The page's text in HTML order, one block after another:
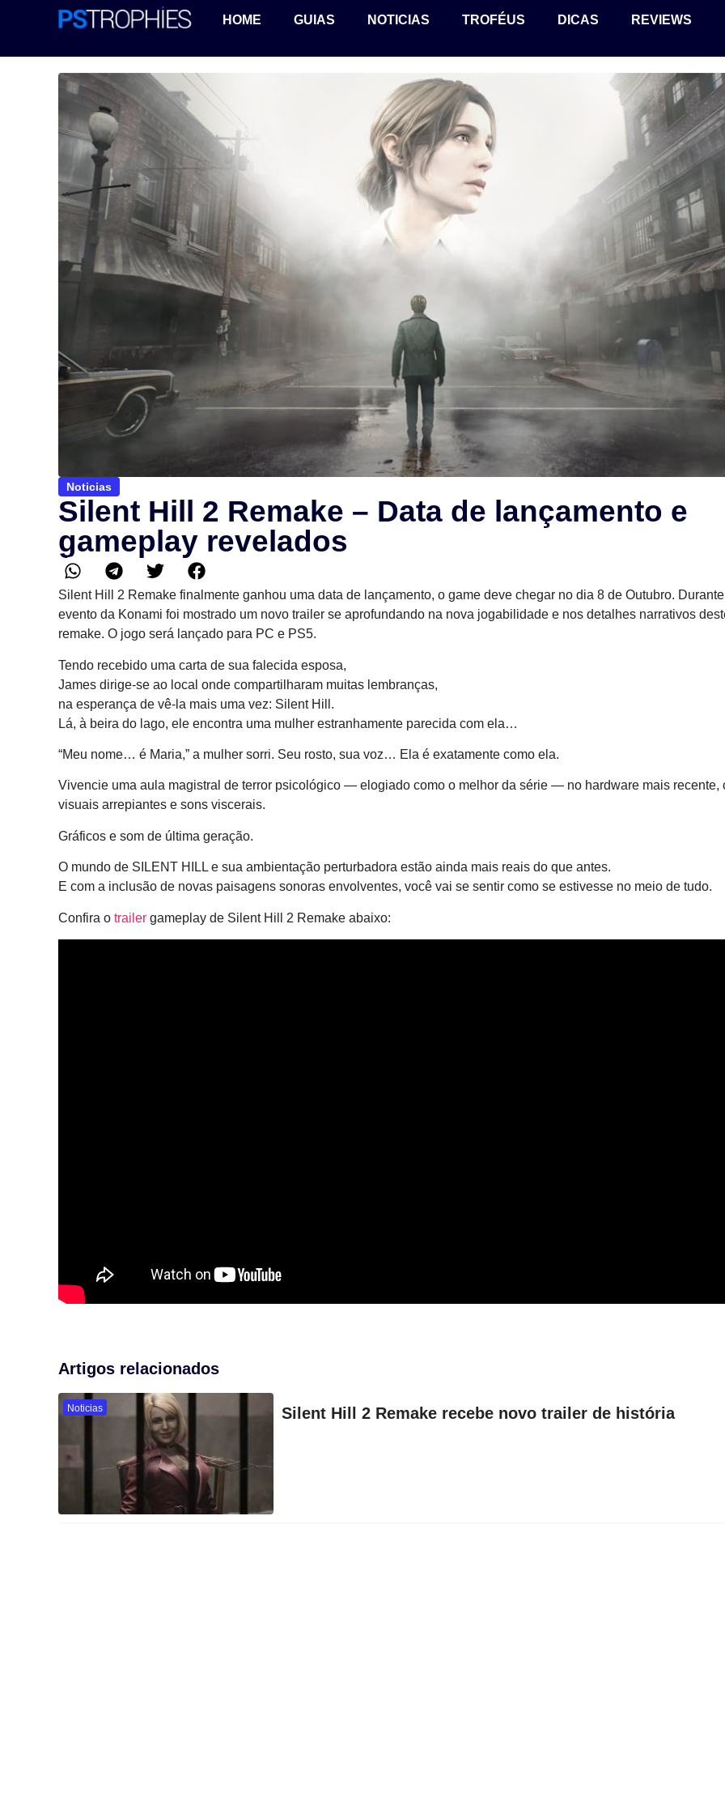
HOME GUIAS NOTICIAS TROFÉUS DICAS REVIEWS
Noticias
Silent Hill 2 Remake – Data de lançamento e
gameplay revelados
Silent Hill 2 Remake finalmente ganhou uma data de lançamento, o game deve chegar no dia 8 de Outubro.
evento da Konami foi mostrado um novo trailer se aprofundando na nova jogabilidade e nos detalhes narrativos
remake. O jogo será lançado para PC e PS5.
Tendo recebido uma carta de sua falecida esposa,
James dirige-se ao local onde compartilharam muitas lembranças,
na esperança de vê-la mais uma vez: Silent Hill.
Lá, à beira do lago, ele encontra uma mulher estranhamente parecida com ela…
“Meu nome… é Maria,” a mulher sorri. Seu rosto, sua voz… Ela é exatamente como ela.
Vivencie uma aula magistral de terror psicológico — elogiado como o melhor da série — no hardware mais recente,
visuais arrepiantes e sons viscerais.
Gráficos e som de última geração.
O mundo de SILENT HILL e sua ambientação perturbadora estão ainda mais reais do que antes.
E com a inclusão de novas paisagens sonoras envolventes, você vai se sentir como se estivesse no meio de tudo.
Confira o trailer gameplay de Silent Hill 2 Remake abaixo:
Artigos relacionados
Noticias Silent Hill 2 Remake recebe novo trailer de história